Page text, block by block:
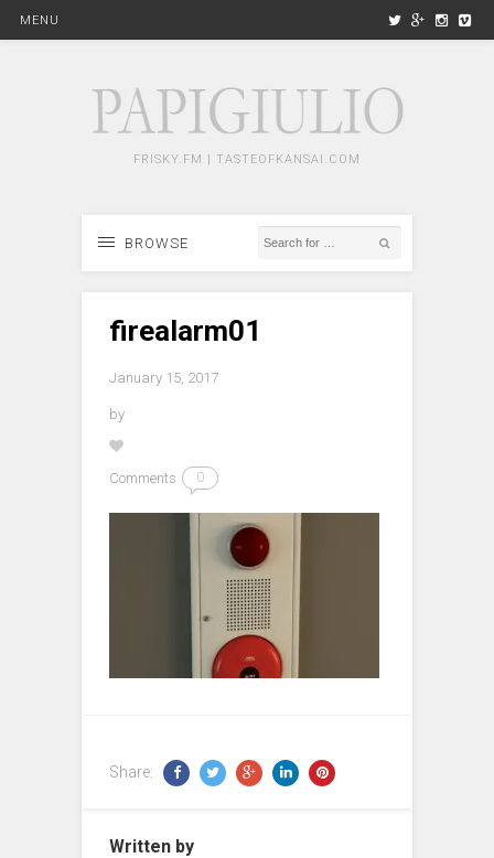
MENU
FRISKY.FM | TASTEOFKANSAI.COM
BROWSE
firealarm01
January 15, 2017
by
Comments 0
Share:
Written by